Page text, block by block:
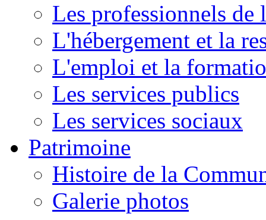
Les professionnels de
L'hébergement et la
L'emploi et la
Les services publics
Les services sociaux
Patrimoine
Histoire de la
Galerie photos